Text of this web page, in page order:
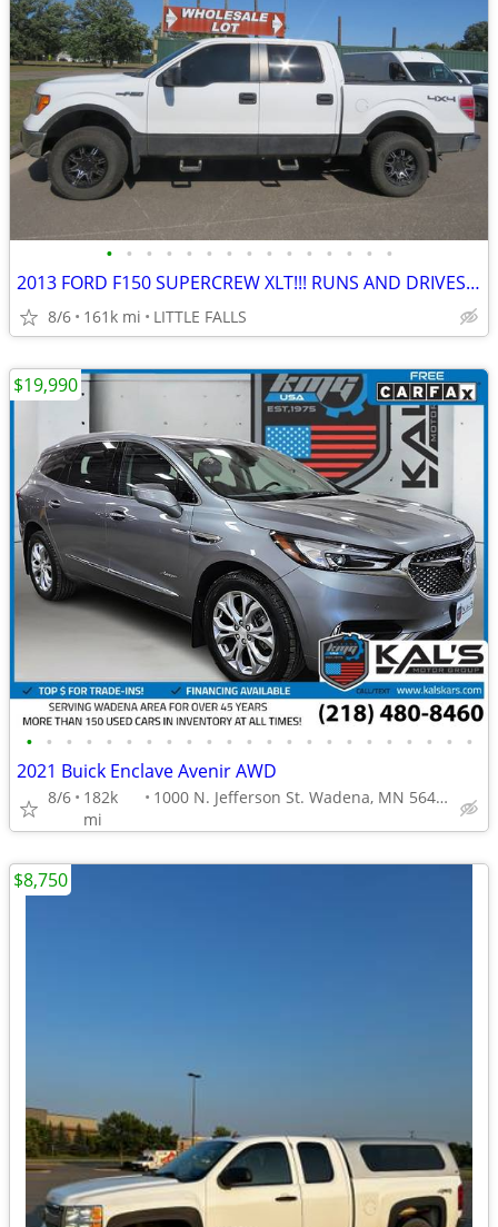
• • • • • • • • • • • • • • •
2013 FORD F150 SUPERCREW XLT!!! RUNS AND DRIVES FANTASTIC!!!
8/6 161k mi LITTLE FALLS
• • • • • • • • • • • • • • • • • • • • • • •
2021 Buick Enclave Avenir AWD
8/6
182k
mi
1000 N. Jefferson St. Wadena, MN 56482
$19,990
$8,750